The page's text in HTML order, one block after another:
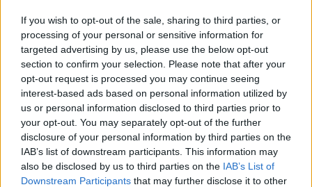
If you wish to opt-out of the sale, sharing to third parties, or
processing of your personal or sensitive information for
targeted advertising by us, please use the below opt-out
section to confirm your selection. Please note that after your
opt-out request is processed you may continue seeing
interest-based ads based on personal information utilized by
us or personal information disclosed to third parties prior to
your opt-out. You may separately opt-out of the further
disclosure of your personal information by third parties on the
IAB’s list of downstream participants. This information may
also be disclosed by us to third parties on the IAB’s List of
Downstream Participants that may further disclose it to other
paráznabillegető
12 éve
@HgGina: köszönöm.
magyarban, úgy tudom, most már mindig is kijev
lesz. régen meg, még a nagy háború előtt, kiev volt a
helyes írásmód.
fejlődik a nyelv, nincs ebben semmi.